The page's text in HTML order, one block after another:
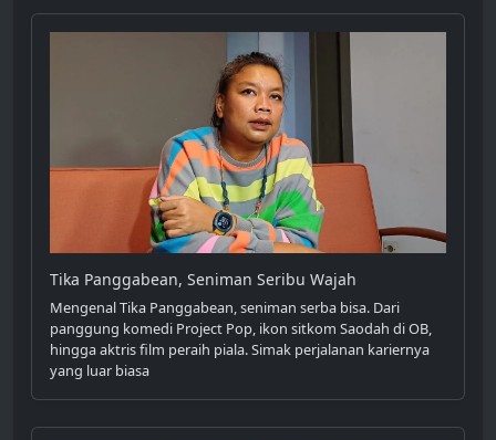
Tika Panggabean, Seniman Seribu Wajah
Mengenal Tika Panggabean, seniman serba bisa. Dari
panggung komedi Project Pop, ikon sitkom Saodah di OB,
hingga aktris film peraih piala. Simak perjalanan kariernya
yang luar biasa